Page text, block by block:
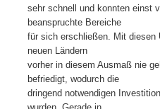
sehr schnell und konnten einst
beanspruchte Bereiche
für sich erschließen. Mit diesen
neuen Ländern
vorher in diesem Ausmaß nie
befriedigt, wodurch die
dringend notwendigen